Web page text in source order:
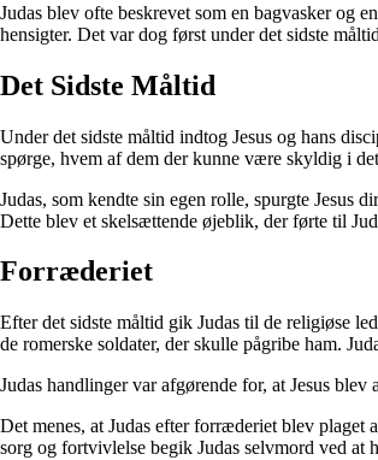
Judas blev ofte beskrevet som en bagvasker og
hensigter. Det var dog først under det sidste
Det Sidste Måltid
Under det sidste måltid indtog Jesus og hans
spørge, hvem af dem der kunne være skyldig i
Judas, som kendte sin egen rolle, spurgte Jesus
Dette blev et skelsættende øjeblik, der førte til
Forræderiet
Efter det sidste måltid gik Judas til de religiøse
de romerske soldater, der skulle pågribe ham.
Judas handlinger var afgørende for, at Jesus
Det menes, at Judas efter forræderiet blev plaget
sorg og fortvivlelse begik Judas selvmord ved at